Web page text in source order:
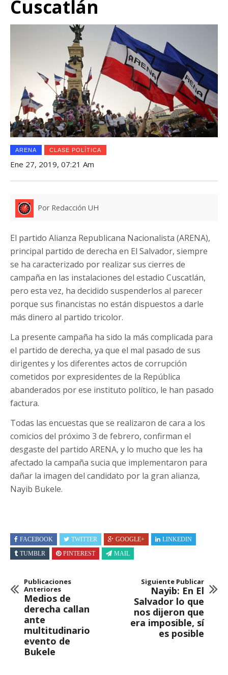
Cuscatlán
ARENA CLASE POLÍTICA
Ene 27, 2019, 07:21 Am
Por Redacción UH
El partido Alianza Republicana Nacionalista (ARENA),
principal partido de derecha en El Salvador, siempre
se ha caracterizado por realizar sus cierres de
campaña en las instalaciones del estadio Cuscatlán,
pero esta vez, ha decidido suspenderlos al parecer
porque sus financistas no están dispuestos a darle
más dinero al partido tricolor.
La presente campaña ha sido la más complicada para
el partido de derecha, ya que el mal pasado de sus
dirigentes y los diferentes actos de corrupción
cometidos por expresidentes de la República
abanderados por ese instituto político, le han pasado
factura.
Todas las encuestas que se realizaron de cara a los
comicios del próximo 3 de febrero, confirman el
desgaste del partido ARENA, y lo mucho que les ha
afectado la campaña sucia que implementaron para
dañar la imagen del candidato por la gran alianza,
Nayib Bukele.
FACEBOOK TWITTER GOOGLE+
LINKEDIN
TUMBLR
PINTEREST MAIL
Publicaciones
Anteriores
Medios de
derecha callan
ante
multitudinario
evento de
Bukele
Siguiente Publicar
Nayib: En El
Salvador lo que
nos dijeron que
era imposible, sí
es posible